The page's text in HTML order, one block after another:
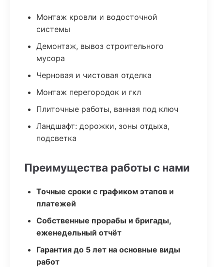
Монтаж кровли и водосточной
системы
Демонтаж, вывоз строительного
мусора
Черновая и чистовая отделка
Монтаж перегородок и гкл
Плиточные работы, ванная под ключ
Ландшафт: дорожки, зоны отдыха,
подсветка
Преимущества работы с нами
Точные сроки с графиком этапов и
платежей
Собственные прорабы и бригады,
еженедельный отчёт
Гарантия до 5 лет на основные виды
работ